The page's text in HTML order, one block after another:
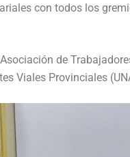
con todos los
de
Viales Provinciales